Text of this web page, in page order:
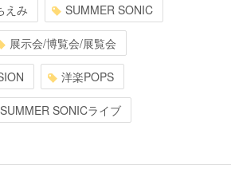
えみ SUMMER SONIC
展示会/博覧会/展覧会
洋楽POPS
SUMMER SONICライブ